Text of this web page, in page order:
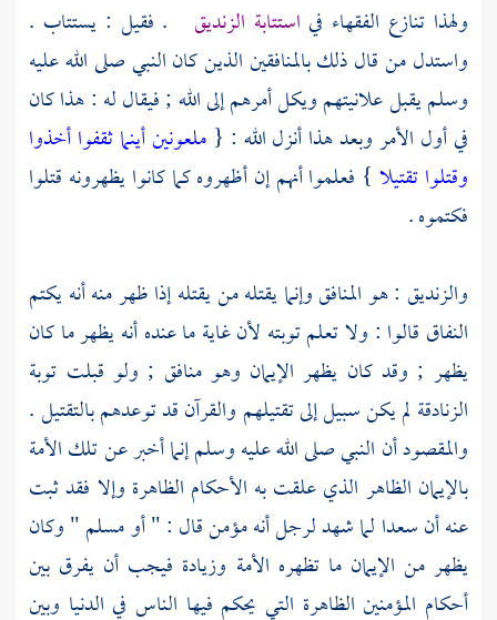
ولهذا تنازع الفقهاء في استتابة الزنديق
. فقيل : يستتاب .
واستدل من قال ذلك بالمنافقين الذين كان النبي صلى الله عليه
وسلم يقبل علانيتهم ويكل أمرهم إلى الله ; فيقال له : هذا كان
في أول الأمر وبعد هذا أنزل الله : {ملعونين أينما ثقفوا أخذوا
وقتلوا تقتيلا } فعلموا أنهم إن أظهروه كما كانوا يظهرونه قتلوا
فكتموه .
والزنديق : هو المنافق وإنما يقتله من يقتله إذا ظهر منه أنه يكتم
النفاق قالوا : ولا تعلم توبته لأن غاية ما عنده أنه يظهر ما كان
يظهر ; وقد كان يظهر الإيمان وهو منافق ; ولو قبلت توبة
الزنادقة لم يكن سبيل إلى تقتيلهم والقرآن قد توعدهم بالتقتيل .
والمقصود أن النبي صلى الله عليه وسلم إنما أخبر عن تلك الأمة
بالإيمان الظاهر الذي علقت به الأحكام الظاهرة وإلا فقد ثبت
عنه أنسعدا لما شهد لرجل أنه مؤمن قال : " أو مسلم " وكان
يظهر من الإيمان ما تظهره الأمة وزيادة فيجب أن يفرق بين
أحكام المؤمنين الظاهرة التي يحكم فيها الناس في الدنيا وبين